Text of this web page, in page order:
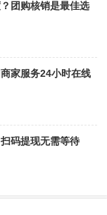
团购核销是最佳选
家服务24小时在线
码提现无需等待